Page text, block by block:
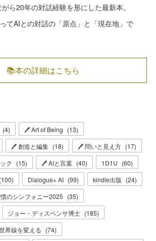
ら20年の対話経験を形にした最新本。
てAIとの対話の「原点」と「現在地」で
📚本の詳細はこちら
(4) 🖊 Art of Being (13)
🖊 創造と編集 (18) 🖊 問いと見え方 (17)
ク
(15) 🖊 AIと言葉 (40) 1D1U (60)
(100) Dialogue+ AI (99) kindle出版 (24)
のシンフォニー2025 (35)
ジョー・ディスペンサ博士 (185)
界線を変える (74)